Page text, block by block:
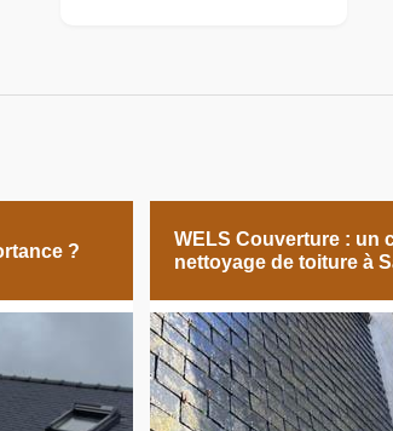
?
WELS Couverture : un
nettoyage de toiture à